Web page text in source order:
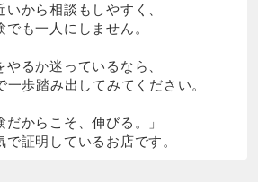
いから相談もしやすく、
でも一人にしません。
やるか迷っているなら、
一歩踏み出してみてください。
だからこそ、伸びる。」
で証明しているお店です。